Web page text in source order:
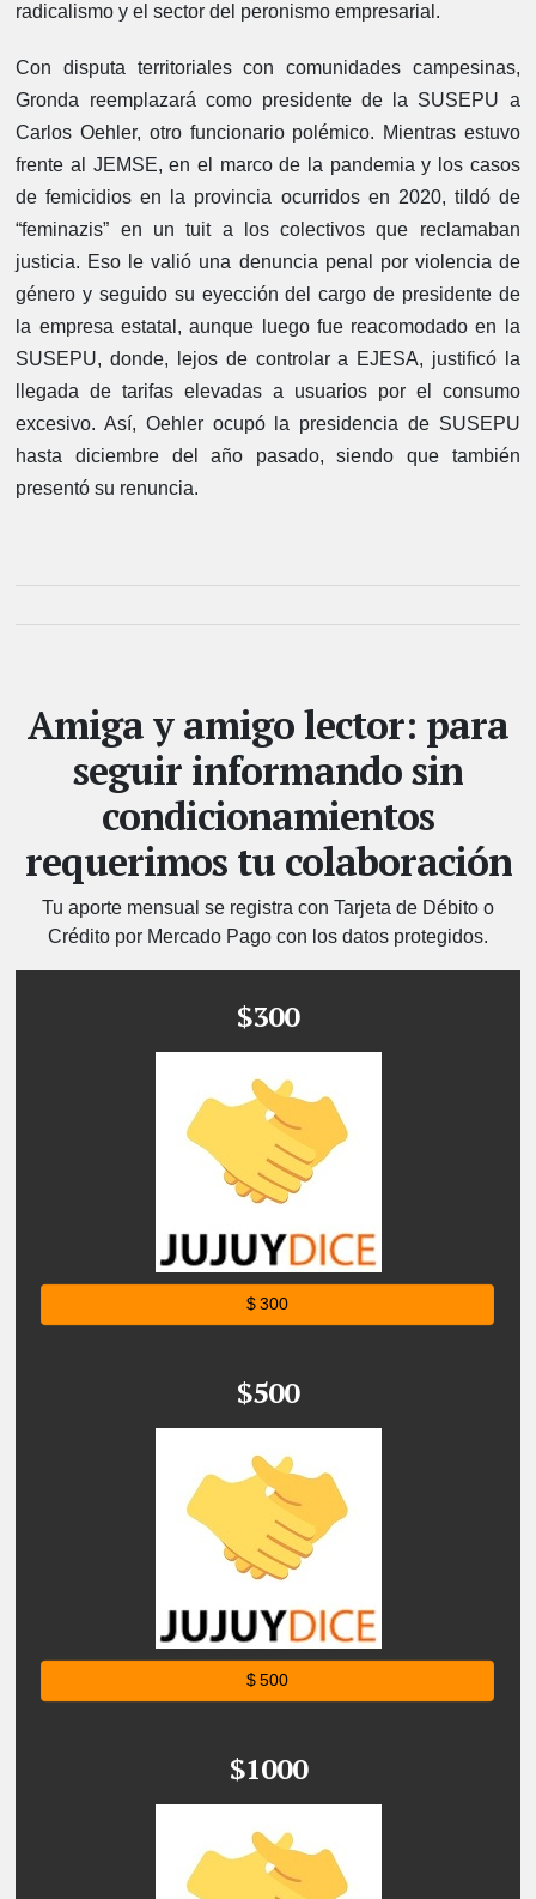
radicalismo y el sector del peronismo empresarial.
Con disputa territoriales con comunidades campesinas,
Gronda reemplazará como presidente de la SUSEPU a
Carlos Oehler, otro funcionario polémico. Mientras estuvo
frente al JEMSE, en el marco de la pandemia y los casos
de femicidios en la provincia ocurridos en 2020, tildó de
“feminazis” en un tuit a los colectivos que reclamaban
justicia. Eso le valió una denuncia penal por violencia de
género y seguido su eyección del cargo de presidente de
la empresa estatal, aunque luego fue reacomodado en la
SUSEPU, donde, lejos de controlar a EJESA, justificó la
llegada de tarifas elevadas a usuarios por el consumo
excesivo. Así, Oehler ocupó la presidencia de SUSEPU
hasta diciembre del año pasado, siendo que también
presentó su renuncia.
Amiga y amigo lector: para
seguir informando sin
condicionamientos
requerimos tu colaboración
Tu aporte mensual se registra con Tarjeta de Débito o
Crédito por Mercado Pago con los datos protegidos.
$300
$ 300
$500
$ 500
$1000